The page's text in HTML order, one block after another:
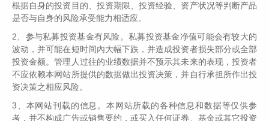
伟志思考：这一轮科技硬件公司的下跌，是牛市中的调
整还是泡沫破灭？
让我们亏钱最多的投资操作，就是在行业景气高点去买入持有
那些周期成长股！...
07/ 2026
根据自身的投资目的、投资期限、投资经验、资产状况等判断产品
是否与自身的风险承受能力相适应。
2、参与私募投资基金有风险。私募投资基金净值可能会有较大的
波动，并可能在短时间內大幅下跌，并造成投资者损失部分或全部
投资金额。管理人过往的业绩数据并不预示其未来的表现，投资者
不应依赖本网站所提供的数据做出投资决策，并自行承担所作出投
资决策之相应风险。
3、本网站刊载的信息。本网站所载的各种信息和数据等仅供参
考，并不构成广告或销售要约，或买入任何证券、基金或其它投资